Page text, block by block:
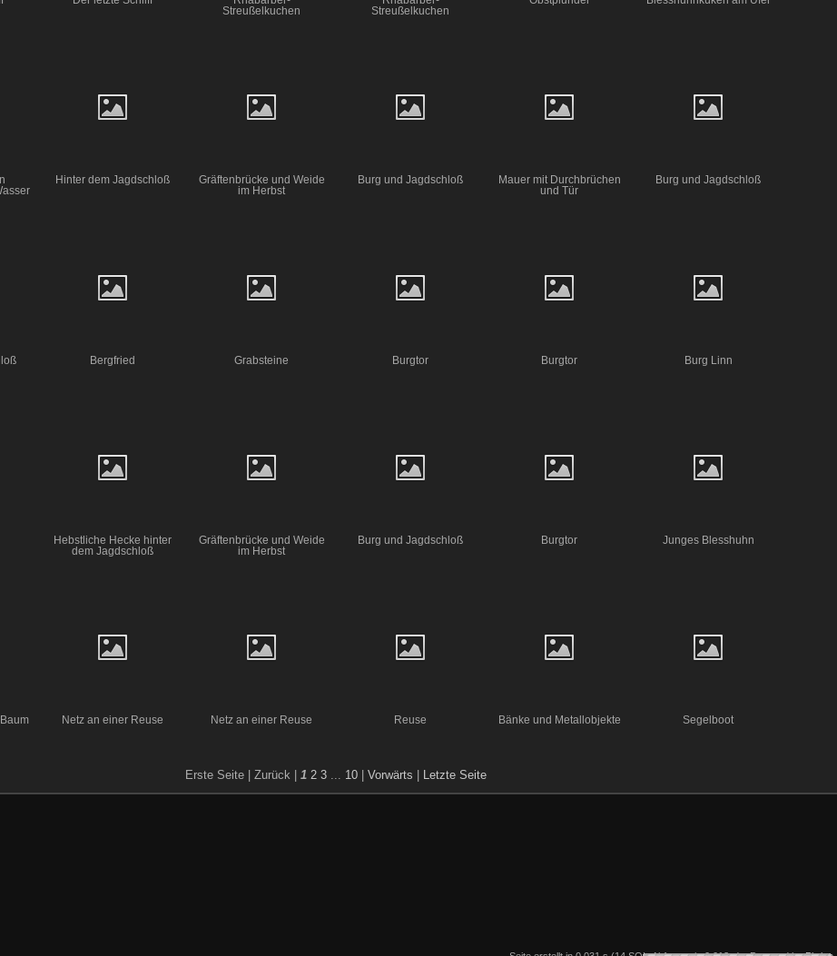
Streußelkuchen
Streußelkuchen
Hinter dem Jagdschloß
Gräftenbrücke und Weide
im Herbst
Burg und Jagdschloß
Mauer mit Durchbrüchen
und Tür
Burg und Jagdschloß
Bergfried Grabsteine Burgtor Burgtor Burg Linn
Hebstliche Hecke hinter
dem Jagdschloß
Gräftenbrücke und Weide
im Herbst
Burg und Jagdschloß Burgtor Junges Blesshuhn
Netz an einer Reuse Netz an einer Reuse Reuse Bänke und Metallobjekte Segelboot
Erste Seite | Zurück | 1 2 3 10 Vorwärts Letzte Seite